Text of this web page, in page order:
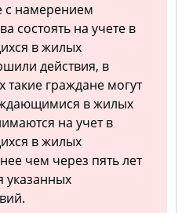
с намерением
состоять на учете в
в жилых
действия, в
такие граждане могут
в жилых
на учет в
в жилых
чем через пять лет
указанных